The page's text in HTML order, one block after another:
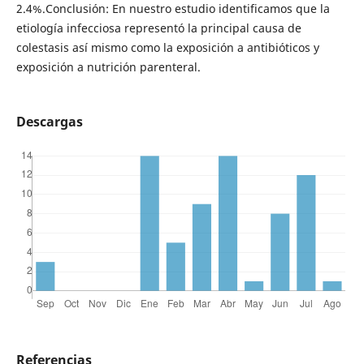
2.4%.Conclusión: En nuestro estudio identificamos que la
etiología infecciosa representó la principal causa de
colestasis así mismo como la exposición a antibióticos y
exposición a nutrición parenteral.
Descargas
Referencias